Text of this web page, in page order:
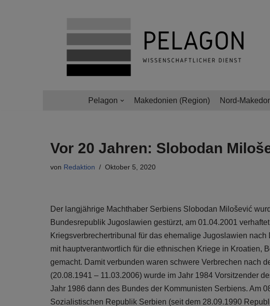
Pelagon Makedonien (Region) Nord-
Vor 20 Jahren: Slobodan
von Redaktion Oktober 5, 2020
Der langjährige Machthaber Serbiens Slobodan Milošević
Bundesrepublik Jugoslawien gestürzt, am 01.04.2001
Kriegsverbrechertribunal für das ehemalige Jugoslawien
mit hauptverantwortlich für die ethnischen Kriege in Kroatien,
gemacht. Damit verbunden waren schwere Verbrechen nach
(20.08.1941 – 11.03.2006) wurde im Jahr 1984 Vorsitzender
Jahr 1986 dann des Bundes der Kommunisten Serbiens. Am
Sozialistischen Republik Serbien (seit dem 28.09.1990